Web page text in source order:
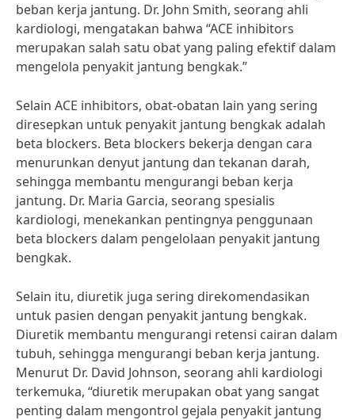
beban kerja jantung. Dr. John Smith, seorang ahli
kardiologi, mengatakan bahwa “ACE inhibitors
merupakan salah satu obat yang paling efektif dalam
mengelola penyakit jantung bengkak.”
Selain ACE inhibitors, obat-obatan lain yang sering
diresepkan untuk penyakit jantung bengkak adalah
beta blockers. Beta blockers bekerja dengan cara
menurunkan denyut jantung dan tekanan darah,
sehingga membantu mengurangi beban kerja
jantung. Dr. Maria Garcia, seorang spesialis
kardiologi, menekankan pentingnya penggunaan
beta blockers dalam pengelolaan penyakit jantung
bengkak.
Selain itu, diuretik juga sering direkomendasikan
untuk pasien dengan penyakit jantung bengkak.
Diuretik membantu mengurangi retensi cairan dalam
tubuh, sehingga mengurangi beban kerja jantung.
Menurut Dr. David Johnson, seorang ahli kardiologi
terkemuka, “diuretik merupakan obat yang sangat
penting dalam mengontrol gejala penyakit jantung